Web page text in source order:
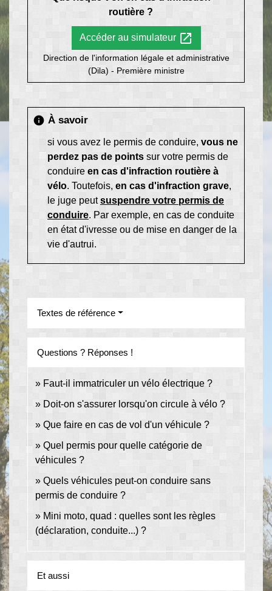
routière ?
Accéder au simulateur open_in_new
Direction de l'information légale et administrative
(Dila) - Première ministre
info À savoir
si vous avez le permis de conduire, vous ne
perdez pas de points sur votre permis de
conduire en cas d'infraction routière à
vélo. Toutefois, en cas d'infraction grave,
le juge peutsuspendre votre permis de
conduire. Par exemple, en cas de conduite
en état d'ivresse ou de mise en danger de la
vie d'autrui.
Textes de référence
Questions ? Réponses !
Faut-il immatriculer un vélo électrique ?
Doit-on s'assurer lorsqu'on circule à vélo ?
Que faire en cas de vol d'un véhicule ?
Quel permis pour quelle catégorie de
véhicules ?
Quels véhicules peut-on conduire sans
permis de conduire ?
Mini moto, quad : quelles sont les règles
(déclaration, conduite...) ?
Et aussi